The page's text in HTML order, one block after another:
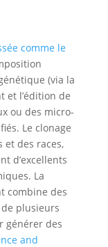
comme le
(via la
et l’édition de
ou des micro-
Le clonage
et des races,
d’excellents
La
combine des
plusieurs
générer des
and